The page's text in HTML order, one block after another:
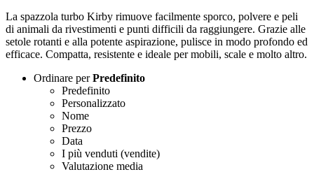
La spazzola turbo Kirby rimuove facilmente sporco, polvere e peli
di animali da rivestimenti e punti difficili da raggiungere. Grazie alle
setole rotanti e alla potente aspirazione, pulisce in modo profondo ed
efficace. Compatta, resistente e ideale per mobili, scale e molto altro.
Ordinare perPredefinito
Predefinito
Personalizzato
Nome
Prezzo
Data
I più venduti (vendite)
Valutazione media